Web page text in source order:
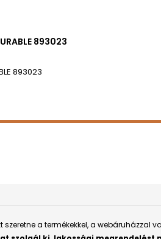
893023
893023
szeretne a termékekkel, a